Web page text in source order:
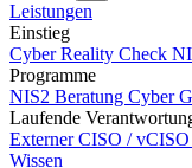
Leistungen
Einstieg
Cyber Reality Check
Programme
NIS2 Beratung Cyber
Laufende
Externer CISO / vCISO
Wissen